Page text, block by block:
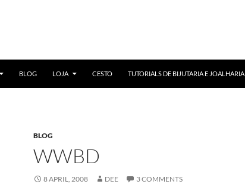
BLOG LOJA CESTO TUTORIALS DE BIJUTARIA E JOALHARIA
BLOG
WWBD
8 APRIL, 2008 DEE 3 COMMENTS